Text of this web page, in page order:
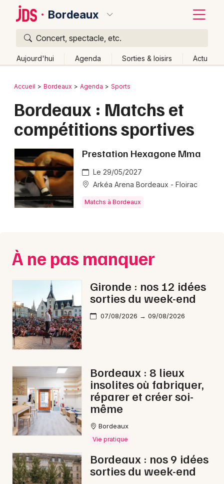
Bordeaux
Concert, spectacle, etc.
Aujourd'hui Agenda Sorties & loisirs Actu
Publier un événement
Grands événements
Activité & Expérience
Manifestations
Concerts
Soirées
Sorties famille
Expos
Sorties & loisirs
Matchs en Gironde
Matchs en Aquitaine
Matchs en Nouvelle-Aquitaine
Bordeaux
Colmar
Lille
Lyon
Marseille
Mulhouse
Nantes
Strasbourg
Toulouse
Toutes les villes
Retour
Accueil Bordeaux Agenda Sports
Bordeaux : Matchs et
compétitions sportives
Prestation Hexagone Mma
Le 29/05/2027
Arkéa Arena Bordeaux - Floirac
Matchs à Bordeaux
À ne pas manquer
Gironde : nos 12 idées
sorties du week-end
07/08/2026 → 09/08/2026
Bordeaux : 8 lieux
insolites où fabriquer,
réparer et créer soi-
même
Bordeaux
Vie pratique
Bordeaux : nos 9 idées
sorties du week-end
Quoi ?
Où ?
Partout
Près de moi Changer de lieu
Quand ?
Effacer les dates
Aujourd'hui
Demain Ce week-end